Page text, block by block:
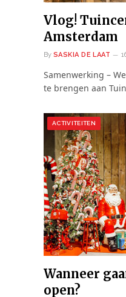
Vlog!
Amsterdam
By SASKIA DE LAAT
Samenwerking –
te brengen aan
ACTIVITEITEN
Wanneer
open?